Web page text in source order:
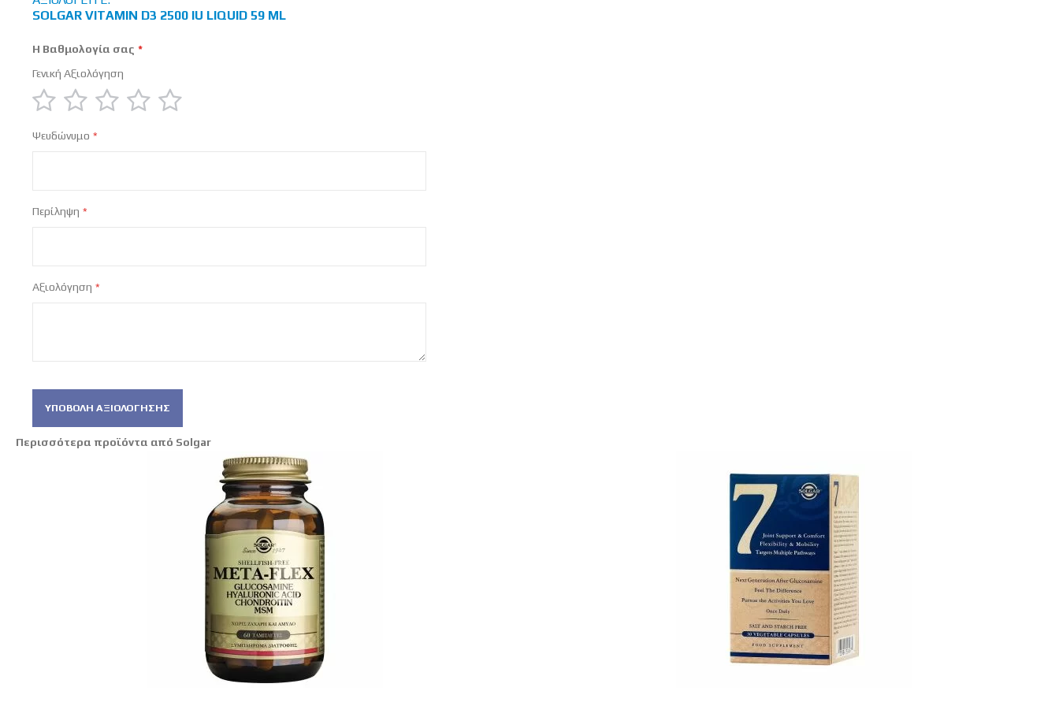
SOLGAR VITAMIN D3 2500 IU LIQUID 59 ML
Η Βαθμολογία σας
Γενική Αξιολόγηση
star
stars
stars
stars
stars
Ψευδώνυμο
Περίληψη
Αξιολόγηση
ΥΠΟΒΟΛΉ ΑΞΙΟΛΌΓΗΣΗΣ
Περισσότερα προϊόντα από Solgar